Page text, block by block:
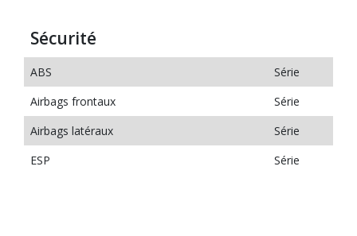
Sécurité
ABS
Série
Airbags frontaux
Série
Airbags latéraux
Série
ESP
Série